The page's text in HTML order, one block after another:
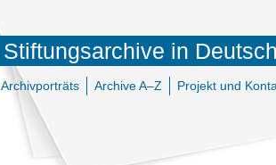
Stiftungsarchive in
Archivporträts Archive A–Z Projekt und